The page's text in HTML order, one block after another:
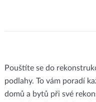
Pouštíte se do
podlahy. To vám poradí
domů a bytů při své